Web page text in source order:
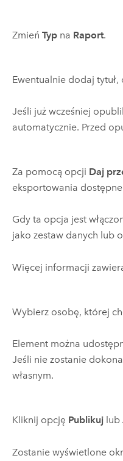
ZmieńTyp na Raport.
Ewentualnie dodaj tytuł,
Jeśli już wcześniej
automatycznie. Przed
Za pomocą opcji Daj
eksportowania
Gdy ta opcja jest
jako zestaw danych lub
Więcej informacji
Wybierz osobę, której
Element można
Jeśli nie zostanie
własnym.
Kliknij opcję Publikuj lub
Zostanie wyświetlone